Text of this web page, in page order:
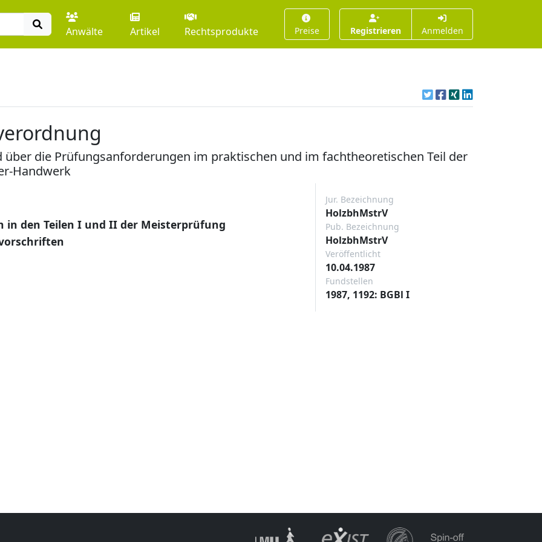
Anwälte Artikel Rechtsprodukte Preise Registrieren Anmelden
die Prüfungsanforderungen im praktischen und im fachtheoretischen Teil der
Handwerk
in den Teilen I und II der Meisterprüfung
Jur. Bezeichnung
HolzbhMstrV
Pub. Bezeichnung
HolzbhMstrV
Veröffentlicht
10.04.1987
Fundstellen
1987, 1192: BGBl I